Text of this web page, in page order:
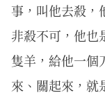
事，叫他去殺，
非殺不可，他也
隻羊，給他一個
來、關起來，就